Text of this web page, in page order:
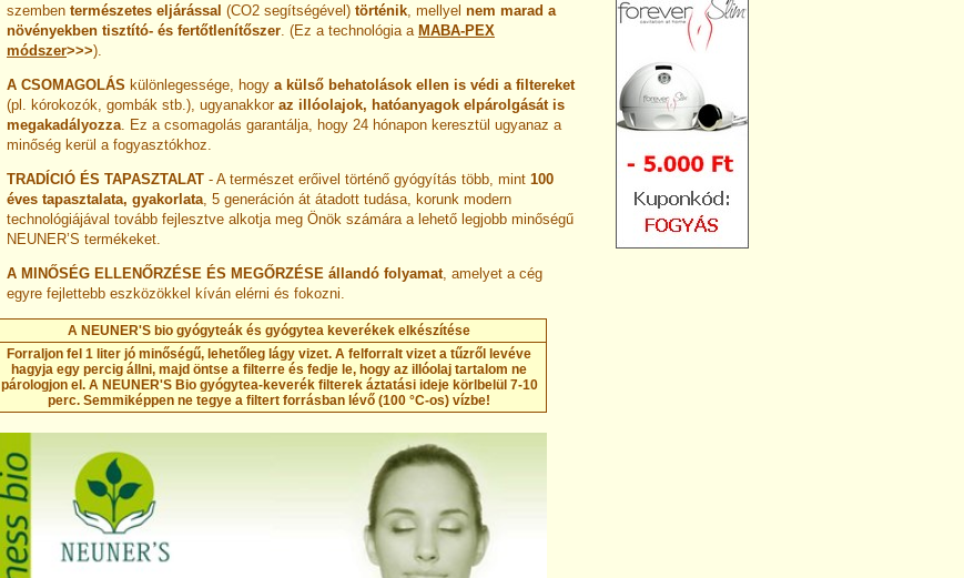
szemben természetes eljárással (CO2 segítségével) történik , mellyel nem marad a
növényekben tisztító- és fertőtlenítőszer . (Ez a technológia a MABA-PEX
módszer>>>).
A CSOMAGOLÁS különlegessége, hogy a külső behatolások ellen is védi a filtereket
(pl. kórokozók, gombák stb.), ugyanakkor az illóolajok, hatóanyagok elpárolgását is
megakadályozza . Ez a csomagolás garantálja, hogy 24 hónapon keresztül ugyanaz a
minőség kerül a fogyasztókhoz.
TRADÍCIÓ ÉS TAPASZTALAT - A természet erőivel történő gyógyítás több, mint 100
éves tapasztalata, gyakorlata , 5 generáción át átadott tudása, korunk modern
technológiájával tovább fejlesztve alkotja meg Önök számára a lehető legjobb minőségű
NEUNER’S termékeket.
A MINŐSÉG ELLENŐRZÉSE ÉS MEGŐRZÉSE állandó folyamat , amelyet a cég
egyre fejlettebb eszközökkel kíván elérni és fokozni.
A NEUNER'S bio gyógyteák és gyógytea keverékek elkészítése
Forraljon fel 1 liter jó minőségű, lehetőleg lágy vizet. A felforralt vizet a tűzről levéve
hagyja egy percig állni, majd öntse a filterre és fedje le, hogy az illóolaj tartalom ne
párologjon el. A NEUNER'S Bio gyógytea-keverék filterek áztatási ideje körlbelül 7-10
perc. Semmiképpen ne tegye a filtert forrásban lévő (100 °C-os) vízbe!